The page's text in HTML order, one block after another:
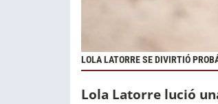
LOLA LATORRE SE DIVIRTIÓ
Lola Latorre lució